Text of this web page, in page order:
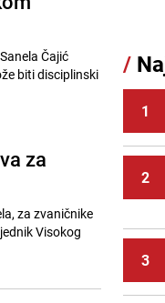
Čajić
biti disciplinski
za
za zvaničnike
Visokog
11
12
13
/
1
2
3